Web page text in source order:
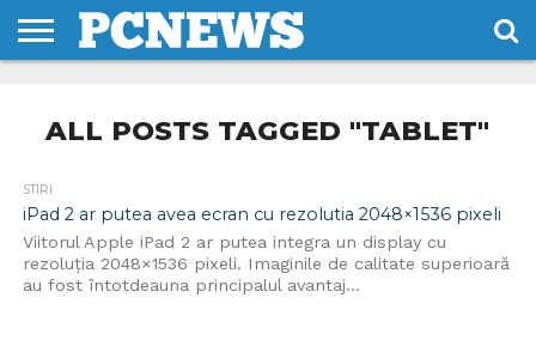
NOI
SI
CONDITII
ALL POSTS TAGGED "TABLET"
STIRI
iPad 2 ar putea avea ecran cu rezolutia 2048×1536 pixeli
Viitorul Apple iPad 2 ar putea integra un display cu
rezoluția 2048×1536 pixeli. Imaginile de calitate superioară
au fost întotdeauna principalul avantaj...